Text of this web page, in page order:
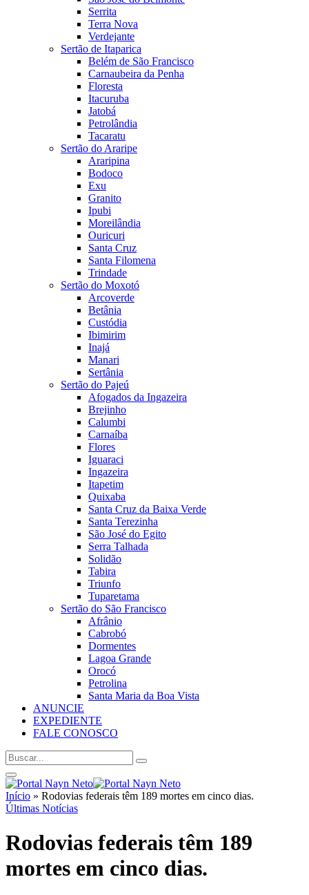
Serrita
Terra Nova
Verdejante
Sertão de Itaparica
Belém de São Francisco
Carnaubeira da Penha
Floresta
Itacuruba
Jatobá
Petrolândia
Tacaratu
Sertão do Araripe
Araripina
Bodoco
Exu
Granito
Ipubi
Moreilândia
Ouricuri
Santa Cruz
Santa Filomena
Trindade
Sertão do Moxotó
Arcoverde
Betânia
Custódia
Ibimirim
Inajá
Manari
Sertânia
Sertão do Pajeú
Afogados da Ingazeira
Brejinho
Calumbi
Carnaíba
Flores
Iguaraci
Ingazeira
Itapetim
Quixaba
Santa Cruz da Baixa Verde
Santa Terezinha
São José do Egito
Serra Talhada
Solidão
Tabira
Triunfo
Tuparetama
Sertão do São Francisco
Afrânio
Cabrobó
Dormentes
Lagoa Grande
Orocó
Petrolina
Santa Maria da Boa Vista
ANUNCIE
EXPEDIENTE
FALE CONOSCO
Início » Rodovias federais têm 189 mortes em cinco dias.
Últimas Notícias
Rodovias federais têm 189
mortes em cinco dias.